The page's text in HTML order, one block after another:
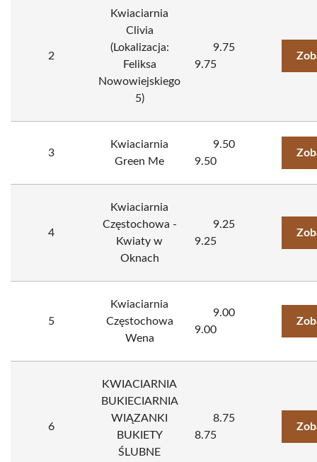
2
Kwiaciarnia
Clivia
(Lokalizacja:
Feliksa
Nowowiejskiego
5)
9.75
9.75
3
Kwiaciarnia
Green Me
9.50
9.50
4
Kwiaciarnia
Częstochowa -
Kwiaty w
Oknach
9.25
9.25
5
Kwiaciarnia
Częstochowa
Wena
9.00
9.00
6
KWIACIARNIA
BUKIECIARNIA
WIĄZANKI
BUKIETY
ŚLUBNE
8.75
8.75